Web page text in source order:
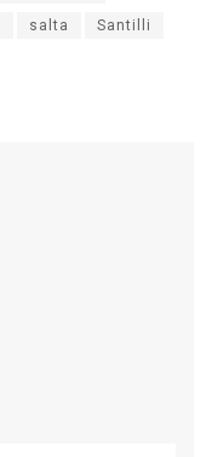
salta Santilli